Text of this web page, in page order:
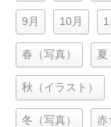
9月 10月
春（写真） 夏
秋（イラスト）
冬（写真） 赤